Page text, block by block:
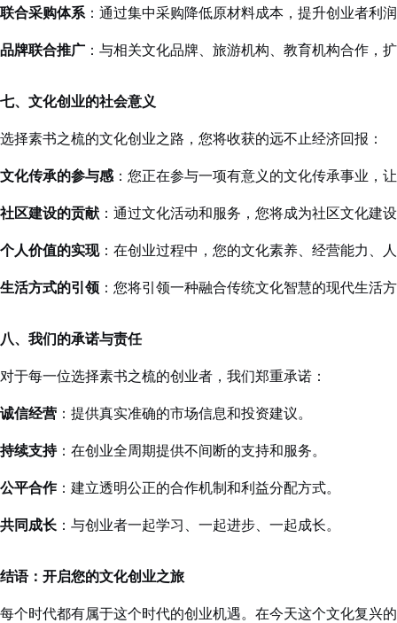
联合采购体系：通过集中采购降低原材料成本，提升创业者利
品牌联合推广 ：与相关文化品牌、旅游机构、教育机构合作，
七、文化创业的社会意义
选择素书之梳的文化创业之路，您将收获的远不止经济回报：
文化传承的参与感：您正在参与一项有意义的文化传承事业，
社区建设的贡献 ：通过文化活动和服务，您将成为社区文化建
个人价值的实现：在创业过程中，您的文化素养、经营能力、
生活方式的引领 ：您将引领一种融合传统文化智慧的现代生活
八、我们的承诺与责任
对于每一位选择素书之梳的创业者，我们郑重承诺：
诚信经营 ：提供真实准确的市场信息和投资建议。
持续支持：在创业全周期提供不间断的支持和服务。
公平合作：建立透明公正的合作机制和利益分配方式。
共同成长 ：与创业者一起学习、一起进步、一起成长。
结语：开启您的文化创业之旅
每个时代都有属于这个时代的创业机遇。在今天这个文化复兴